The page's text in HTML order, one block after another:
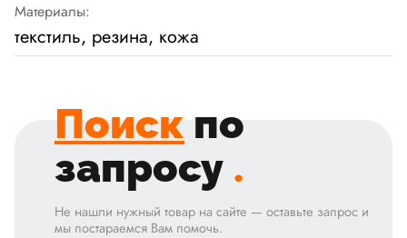
Материалы:
текстиль, резина, кожа
Поиск по
запросу .
Не нашли нужный товар на сайте — оставьте запрос и
мы постараемся Вам помочь.